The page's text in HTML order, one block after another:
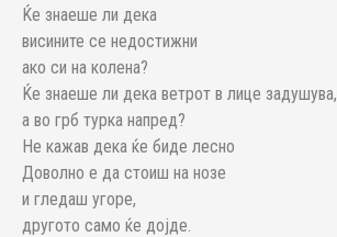
Ќе знаеше ли дека
висините се недостижни
ако си на колена?
Ќе знаеше ли дека ветрот в лице задушува,
а во грб турка напред?
Не кажав дека ќе биде лесно
Доволно е да стоиш на нозе
и гледаш угоре,
другото само ќе дојде.